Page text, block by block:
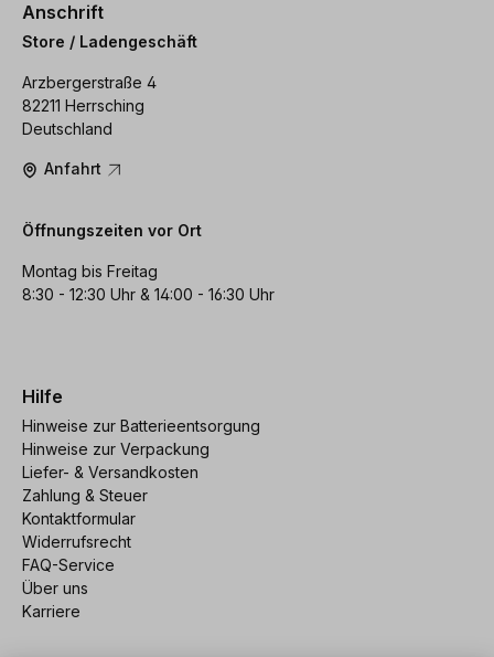
Anschrift
Store / Ladengeschäft
Arzbergerstraße 4
82211 Herrsching
Deutschland
Anfahrt
Öffnungszeiten vor Ort
Montag bis Freitag
8:30 - 12:30 Uhr & 14:00 - 16:30 Uhr
Hilfe
Hinweise zur Batterieentsorgung
Hinweise zur Verpackung
Liefer- & Versandkosten
Zahlung & Steuer
Kontaktformular
Widerrufsrecht
FAQ-Service
Über uns
Karriere